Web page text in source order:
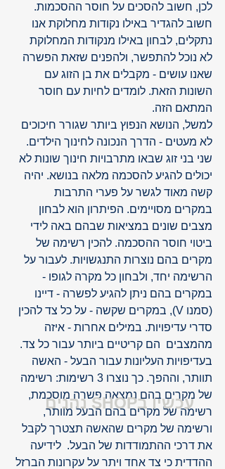
לכן, חשוב להסכים על חוסר ההסכמות.
חשוב להגדיר באילו נקודות מחלוקת אנו
נתקלים, לבחון באילו מנקודות המחלוקת
לא נוכל להתפשר, ולהפנים שזאת הפשרה
שאנו עושים - מקבלים את בן הזוג עם
השונות הזאת. לומדים לחיות עם חוסר
המתאם הזה.
למשל, הנושא הנפוץ ביותר שגורר חיכוכים
לא מעטים - הדרך הנכונה לחינוך הילדים.
שני בני זוג שבאו מתרבויות חינוך שונות לא
יכולים להגיע להסכמה מלאה בנושא. יהיה
קשה מאוד לגשר על פערי התרבות
במקרים מסויימים. הפיתרון הוא לבחון
מצבים שונים במציאות שבהם באה לידי
ביטוי חוסר ההסכמה. להכין רשימה של
מקרים בהם נוצרות התנגשויות. לעבור על
הרשימה יחד, ולבחון כל מקרה לגופו -
במקרים בהם ניתן להגיע לפשרה - דיינו
(סמנו V), במקרים שקשה - על כל צד להכין
סדרי עדיפויות. במילים אחרות - איזה
מהמצבים  הם קריטיים ביותר עבור כל צד.
בעדיפויות העליונות עבור הבעל - האשה
תוותר, וההפך. כך נוצרו 3 רשימות: רשימה
של מקרים בהם נמצאה פשרה מוסכמת,
רשימה של מקרים בהם הבעל מוותר,
ורשימה של מקרים שהאשה תצטרך לקבל
את דרכי ההתמודדות של הבעל.  לידיעה
ההדדית כי צד אחד ויתר על עקרונות הברזל
עכשיו בSHOP נהנים